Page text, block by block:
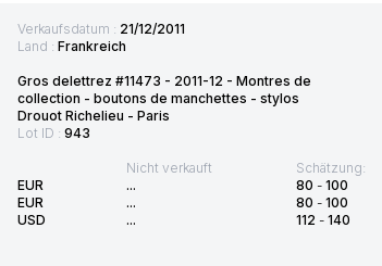
Verkaufsdatum : 21/12/2011
Land : Frankreich
Gros delettrez #11473 - 2011-12 - Montres de
collection - boutons de manchettes - stylos
Drouot Richelieu - Paris
Lot ID : 943
EUR
EUR
USD
Nicht verkauft
...
...
...
Schätzung:
80 - 100
80 - 100
112 - 140